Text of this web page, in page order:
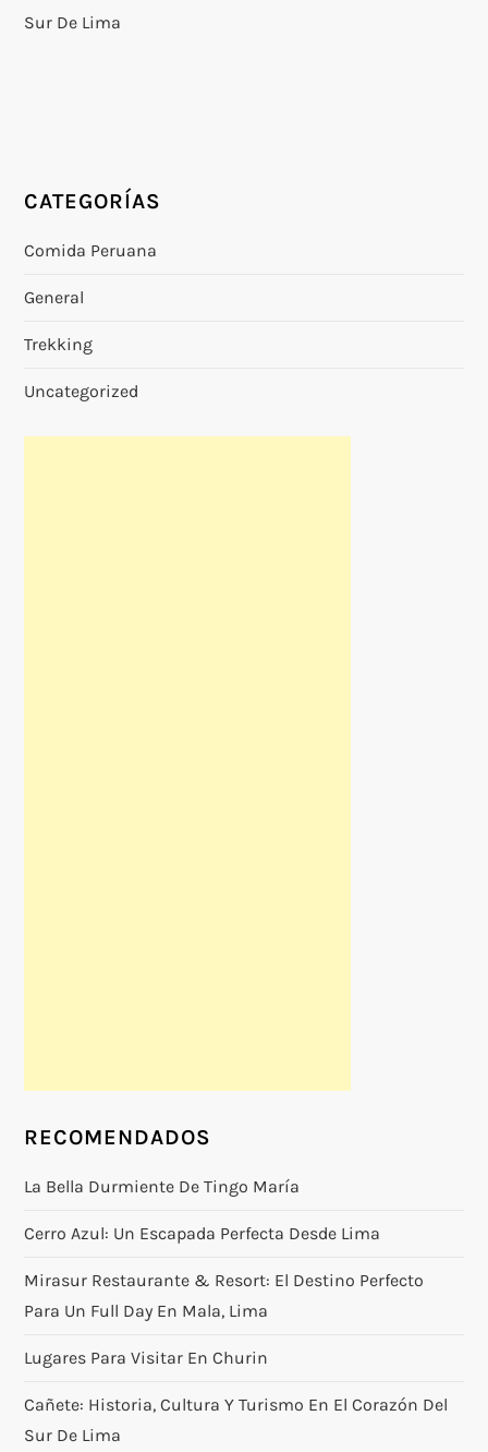
Sur De Lima
CATEGORÍAS
Comida Peruana
General
Trekking
Uncategorized
RECOMENDADOS
La Bella Durmiente De Tingo María
Cerro Azul: Un Escapada Perfecta Desde Lima
Mirasur Restaurante & Resort: El Destino Perfecto
Para Un Full Day En Mala, Lima
Lugares Para Visitar En Churin
Cañete: Historia, Cultura Y Turismo En El Corazón Del
Sur De Lima